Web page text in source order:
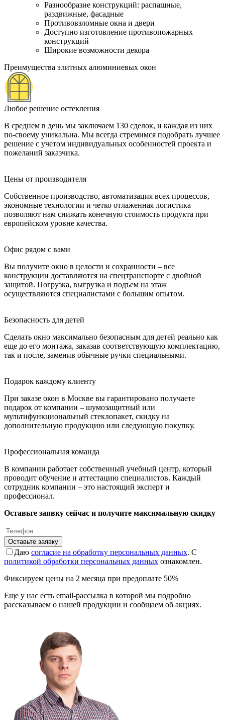
Разнообразие конструкций: распашные,
раздвижные, фасадные
Противовзломные окна и двери
Доступно изготовление противопожарных
конструкций
Широкие возможности декора
Преимущества элитных алюминиевых окон
Любое решение остекления
В среднем в день мы заключаем 130 сделок, и каждая из них
по-своему уникальна. Мы всегда стремимся подобрать лучшее
решение с учетом индивидуальных особенностей проекта и
пожеланий заказчика.
Цены от производителя
Собственное производство, автоматизация всех процессов,
экономные технологии и четко отлаженная логистика
позволяют нам снижать конечную стоимость продукта при
европейском уровне качества.
Офис рядом с вами
Вы получите окно в целости и сохранности – все
конструкции доставляются на спецтранспорте с двойной
защитой. Погрузка, выгрузка и подъем на этаж
осуществляются специалистами с большим опытом.
Безопасность для детей
Сделать окно максимально безопасным для детей реально как
еще до его монтажа, заказав соответствующую комплектацию,
так и после, заменив обычные ручки специальными.
Подарок каждому клиенту
При заказе окон в Москве вы гарантировано получаете
подарок от компании – шумозащитный или
мультифункциональный стеклопакет, скидку на
дополнительную продукцию или следующую покупку.
Профессиональная команда
В компании работает собственный учебный центр, который
проводит обучение и аттестацию специалистов. Каждый
сотрудник компании – это настоящий эксперт и
профессионал.
Оставьте заявку сейчас и получите максимальную скидку
Оставьте заявку
Даю согласие на обработку персональных данных. С
политикой обработки персональных данных ознакомлен.
Фиксируем цены на 2 месяца при предоплате 50%
Еще у нас есть email-рассылка в которой мы подробно
рассказываем о нашей продукции и сообщаем об акциях.